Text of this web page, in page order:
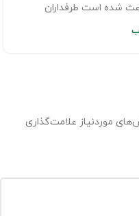
شده است طرفداران
موردنیاز علامت‌گذاری